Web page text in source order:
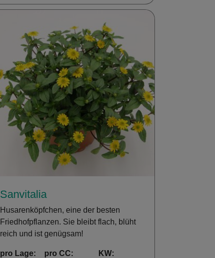
Sanvitalia
Husarenköpfchen, eine der besten
Friedhofpflanzen. Sie bleibt flach, blüht
reich und ist genügsam!
pro Lage:
pro CC:
KW: